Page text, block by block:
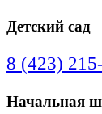
Детский сад
8 (423)
Начальная